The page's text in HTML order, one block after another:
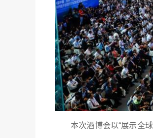
本次酒博会以“展示全